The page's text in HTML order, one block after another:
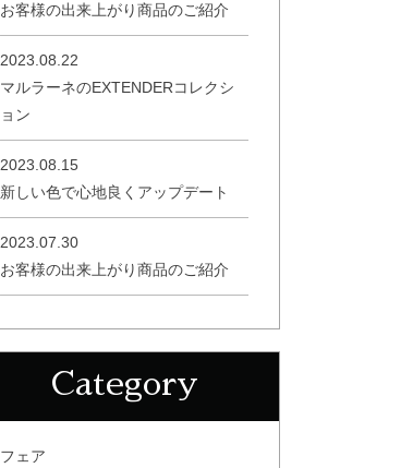
お客様の出来上がり商品のご紹介
2023.08.22
マルラーネのEXTENDERコレクシ
ョン
2023.08.15
新しい色で心地良くアップデート
2023.07.30
お客様の出来上がり商品のご紹介
Category
フェア